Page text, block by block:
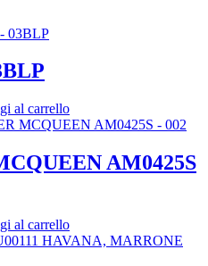
al carrello
AM0425S
al carrello